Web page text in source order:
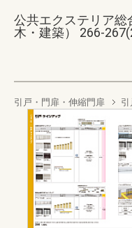
公共エクステリア総
木・建築） 266-
引戸・門扉・伸縮門扉